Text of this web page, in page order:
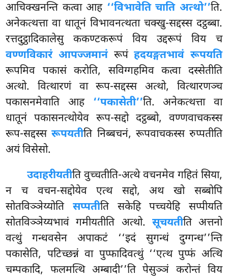
आचिक्खनन्ति कत्वा आह ‘‘विभावेति चाति अत्थो’’ति.
अनेकत्थत्ता वा धातूनं विभावनत्थता चक्खु-सद्दस्स दट्ठब्बा.
रत्तदुट्ठादिकालेसु ककण्टकरूपं विय उद्दरूपं विय च
वण्णविकारं आपज्जमानंरूपंहदयङ्गतभावं रूपयति
रूपमिव पकासं करोति, सविग्गहमिव कत्वा दस्सेतीति
अत्थो. वित्थारणं वा रूप-सद्दस्स अत्थो, वित्थारणञ्च
पकासनमेवाति आह ‘‘पकासेती’’ति. अनेकत्थत्ता वा
धातूनं पकासनत्थोयेव रूप-सद्दो दट्ठब्बो, वण्णवाचकस्स
रूप-सद्दस्सरूपयतीति निब्बचनं, रूपवाचकस्स रुप्पतीति
अयं विसेसो.
उदाहरीयतीति वुच्चतीति-अत्थे वचनमेव गहितं सिया,
न च वचन-सद्दोयेव एत्थ सद्दो, अथ खो सब्बोपि
सोतविञ्ञेय्योति सप्पतीति सकेहि पच्चयेहि सप्पीयति
सोतविञ्ञेय्यभावं गमीयतीति अत्थो. सूचयतीति अत्तनो
वत्थुं गन्धवसेन अपाकटं ‘‘इदं सुगन्धं दुग्गन्ध’’न्ति
पकासेति, पटिच्छन्नं वा पुप्फादिवत्थुं ‘‘एत्थ पुप्फं अत्थि
चम्पकादि, फलमत्थि अम्बादी’’ति पेसुञ्ञं करोन्तं विय